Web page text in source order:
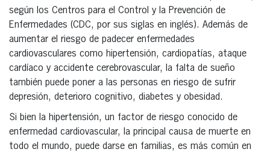
según los Centros para el Control y la Prevención de
Enfermedades (CDC, por sus siglas en inglés). Además de
aumentar el riesgo de padecer enfermedades
cardiovasculares como hipertensión, cardiopatías, ataque
cardíaco y accidente cerebrovascular, la falta de sueño
también puede poner a las personas en riesgo de sufrir
depresión, deterioro cognitivo, diabetes y obesidad.
Si bien la hipertensión, un factor de riesgo conocido de
enfermedad cardiovascular, la principal causa de muerte en
todo el mundo, puede darse en familias, es más común en